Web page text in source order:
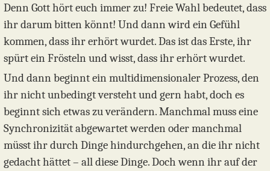
Denn Gott hört euch immer zu! Freie Wahl bedeutet, dass
ihr darum bitten könnt! Und dann wird ein Gefühl
kommen, dass ihr erhört wurdet. Das ist das Erste, ihr
spürt ein Frösteln und wisst, dass ihr erhört wurdet.
Und dann beginnt ein multidimensionaler Prozess, den
ihr nicht unbedingt versteht und gern habt, doch es
beginnt sich etwas zu verändern. Manchmal muss eine
Synchronizität abgewartet werden oder manchmal
müsst ihr durch Dinge hindurchgehen, an die ihr nicht
gedacht hättet – all diese Dinge. Doch wenn ihr auf der